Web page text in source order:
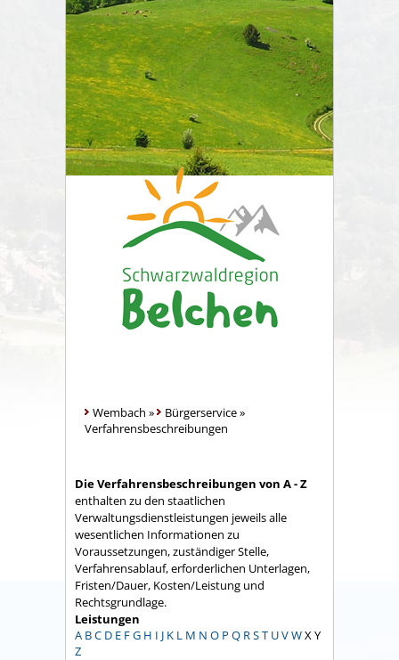
Wembach » Bürgerservice»
Verfahrensbeschreibungen
Die Verfahrensbeschreibungen von A - Z
enthalten zu den staatlichen
Verwaltungsdienstleistungen jeweils alle
wesentlichen Informationen zu
Voraussetzungen, zuständiger Stelle,
Verfahrensablauf, erforderlichen Unterlagen,
Fristen/Dauer, Kosten/Leistung und
Rechtsgrundlage.
Leistungen
A BC D E FG H I J K L M N O P Q RST UVWX Y
Z